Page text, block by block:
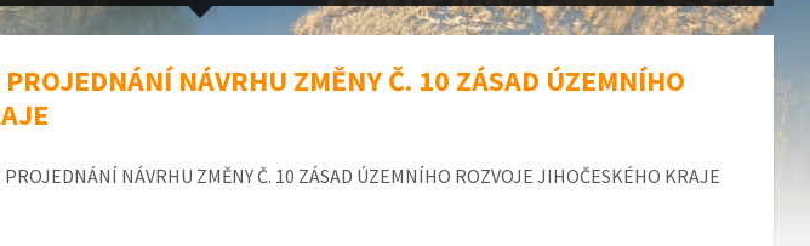
NÁVRHU ZMĚNY Č. 10 ZÁSAD ÚZEMNÍHO
NÁVRHU ZMĚNY Č. 10 ZÁSAD ÚZEMNÍHO ROZVOJE JIHOČESKÉHO KRAJE